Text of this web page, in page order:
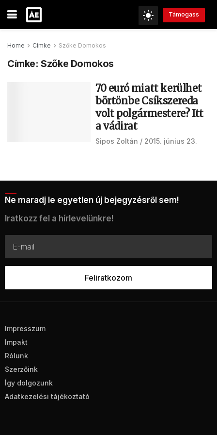
Támogass
Home Címke Szőke Domokos
Címke:Szőke Domokos
70 euró miatt kerülhet
börtönbe Csíkszereda
volt polgármestere? Itt
a vádirat
Sipos Zoltán 2015. június 23.
Ne maradj le egyetlen új bejegyzésről sem!
Iratkozz fel a hírlevelünkre!
Impresszum
Impakt
Rólunk
Szerzőink
Így dolgozunk
Adatkezelési tájékoztató